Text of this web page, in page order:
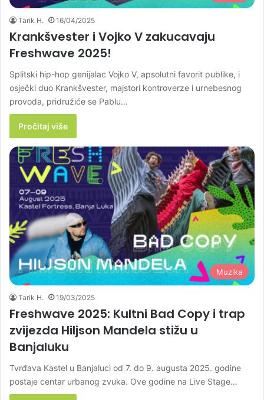
Tarik H. 16/04/2025
Krankšvester i Vojko V zakucavaju
Freshwave 2025!
Splitski hip-hop genijalac Vojko V, apsolutni favorit publike, i
osječki duo Krankšvester, majstori kontroverze i urnebesnog
provoda, pridružiće se Pablu…
Pročitaj više
Muzika
Tarik H. 19/03/2025
Freshwave 2025: Kultni Bad Copy i trap
zvijezda Hiljson Mandela stižu u
Banjaluku
Tvrđava Kastel u Banjaluci od 7. do 9. augusta 2025. godine
postaje centar urbanog zvuka. Ove godine na Live Stage…